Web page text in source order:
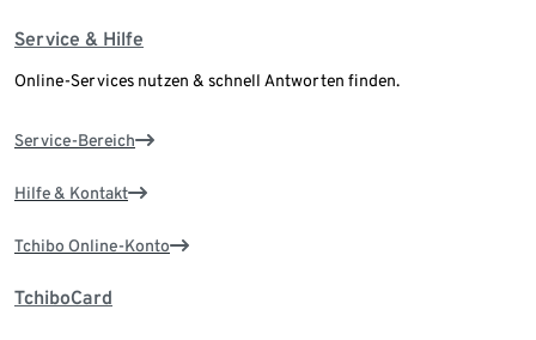
Service & Hilfe
Online-Services nutzen & schnell Antworten finden.
Service-Bereich
Hilfe & Kontakt
Tchibo Online-Konto
TchiboCard